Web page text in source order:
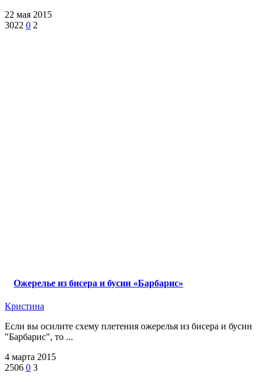
22 мая 2015
3022 0 2
Ожерелье из бисера и бусин «Барбарис»
Кристина
Если вы осилите схему плетения ожерелья из бисера и бусин
"Барбарис", то ...
4 марта 2015
2506 0 3